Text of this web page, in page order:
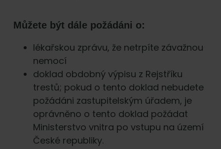
Můžete být dále požádáni o:
lékařskou zprávu, že netrpíte závažnou
nemocí
doklad obdobný výpisu z Rejstříku
trestů; pokud o tento doklad nebudete
požádáni zastupitelským úřadem, je
oprávněno o tento doklad požádat
Ministerstvo vnitra po vstupu na území
České republiky.